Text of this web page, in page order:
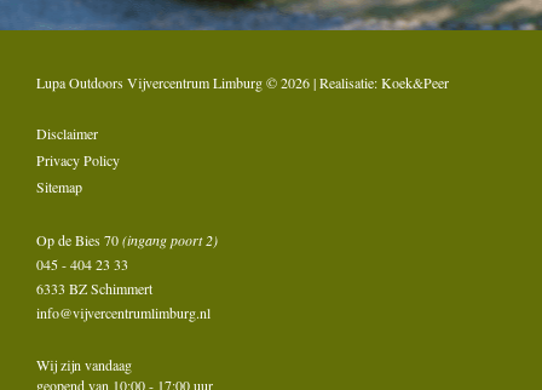
Lupa Outdoors Vijvercentrum Limburg © 2026 | Realisatie:Koek&Peer
Disclaimer
Privacy Policy
Sitemap
Op de Bies 70(ingang poort 2)
045 - 404 23 33
6333 BZ Schimmert
info@vijvercentrumlimburg.nl
Wij zijn vandaag
geopend van 10:00 - 17:00 uur